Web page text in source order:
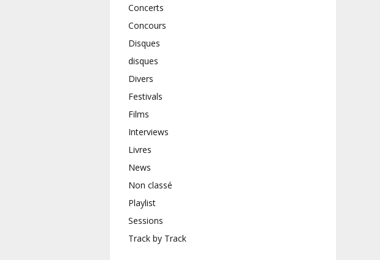
Concerts
Concours
Disques
disques
Divers
Festivals
Films
Interviews
Livres
News
Non classé
Playlist
Sessions
Track by Track